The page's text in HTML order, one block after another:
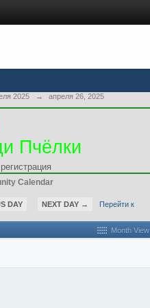
2025 → апреля 26, 2025
Пчёлки
Calendar
DAY NEXT DAY → Перейти к
Month View